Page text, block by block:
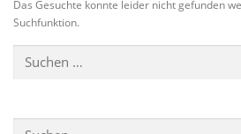
ASIATISCHE HORNISSE
Das Gesuchte konnte leider nicht gefunden
Suchfunktion.
nach: